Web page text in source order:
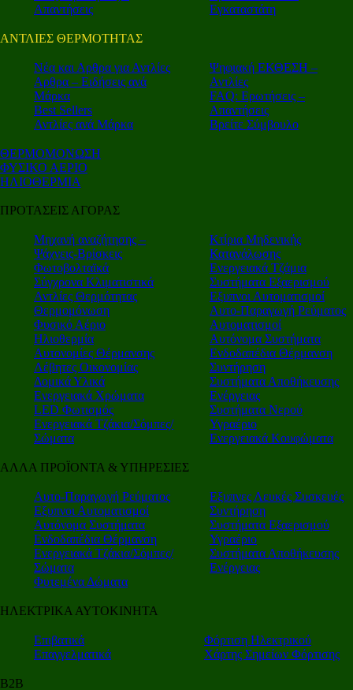
Απαντήσεις
Εγκαταστάτη
ΑΝΤΛΙΕΣ ΘΕΡΜΟΤΗΤΑΣ
Nέα και Αρθρα για Αντλίες
Αρθρα – Ειδήσεις ανά
Μάρκα
Best Sellers
Αντλίες ανά Μάρκα
Ψηφιακή ΕΚΘΕΣΗ –
Αντλίες
FAQ: Ερωτήσεις –
Απαντήσεις
Βρείτε Σύμβουλο
ΘΕΡΜΟΜΟΝΩΣΗ
ΦΥΣΙΚΟ ΑΕΡΙΟ
ΗΛΙΟΘΕΡΜΙΑ
ΠΡΟΤΑΣΕΙΣ ΑΓΟΡΑΣ
Μηχανή αναζήτησης –
Ψάχνεις-Βρίσκεις
Φωτοβολταϊκά
Σύγχρονα Κλιματιστικά
Αντλίες Θερμότητας
Θερμομόνωση
Φυσικό Αέριο
Ηλιοθερμία
Αυτονομίες Θέρμανσης
Λέβητες Οικονομίας
Δομικά Υλικά
Ενεργειακά Χρώματα
LED Φωτισμός
Ενεργειακά Τζάκια/Σόμπες/
Σώματα
Κτίρια Μηδενικής
Κατανάλωσης
Ενεργειακά Τζάμια
Συστήματα Εξαερισμού
Εξυπνοι Αυτοματισμοί
Αυτο-Παραγωγή Ρεύματος
Αυτοματισμοί
Αυτόνομα Συστήματα
Ενδοδαπέδια Θέρμανση
Συντήρηση
Συστήματα Αποθήκευσης
Ενέργειας
Συστήματα Νερού
Υγραέριο
Ενεργειακά Κουφώματα
ΑΛΛΑ ΠΡΟΪΟΝΤΑ & ΥΠΗΡΕΣΙΕΣ
Αυτο-Παραγωγή Ρεύματος
Εξυπνοι Αυτοματισμοί
Αυτόνομα Συστήματα
Ενδοδαπέδια Θέρμανση
Ενεργειακά Τζάκια/Σόμπες/
Σώματα
Φυτεμένα Δώματα
Εξυπνες Λευκές Συσκευές
Συντήρηση
Συστήματα Εξαερισμού
Υγραέριο
Συστήματα Αποθήκευσης
Ενέργειας
ΗΛΕΚΤΡΙΚΑ ΑΥΤΟΚΙΝΗΤΑ
Επιβατικά
Επαγγελματικά
Φόρτιση Ηλεκτρικού
Χάρτης Σημείων Φόρτισης
Β2Β